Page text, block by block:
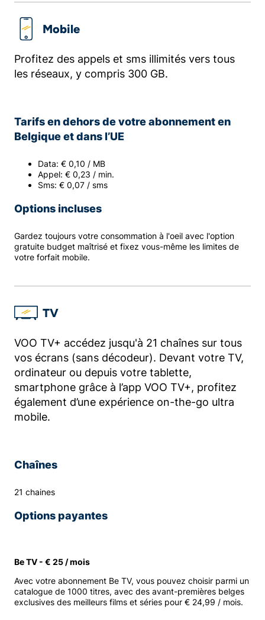
Mobile
Profitez des appels et sms illimités vers tous
les réseaux, y compris 300 GB.
Tarifs en dehors de votre abonnement en
Belgique et dans l’UE
Data: € 0,10 / MB
Appel: € 0,23 / min.
Sms: € 0,07 / sms
Options incluses
Gardez toujours votre consommation à l'oeil avec l'option
gratuite budget maîtrisé et fixez vous-même les limites de
votre forfait mobile.
TV
VOO TV+ accédez jusqu'à 21 chaînes sur tous
vos écrans (sans décodeur). Devant votre TV,
ordinateur ou depuis votre tablette,
smartphone grâce à l’app VOO TV+, profitez
également d’une expérience on-the-go ultra
mobile.
Chaînes
21 chaines
Options payantes
Be TV - € 25 / mois
Avec votre abonnement Be TV, vous pouvez choisir parmi un
catalogue de 1000 titres, avec des avant-premières belges
exclusives des meilleurs films et séries pour € 24,99 / mois.